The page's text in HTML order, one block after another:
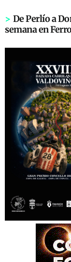
> De Perlío a
semana en